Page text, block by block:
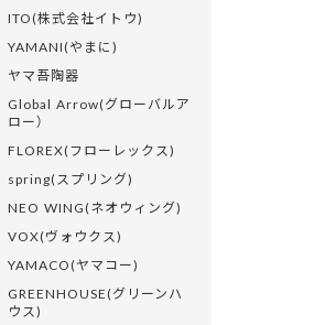
ITO(株式会社イトウ)
YAMANI(やまに)
ヤマ吾陶器
Global Arrow(グローバルア
ロー）
FLOREX(フローレックス)
spring(スプリング)
NEO WING(ネオウィング)
VOX(ヴォウクス)
YAMACO(ヤマコー)
GREENHOUSE(グリーンハ
ウス)